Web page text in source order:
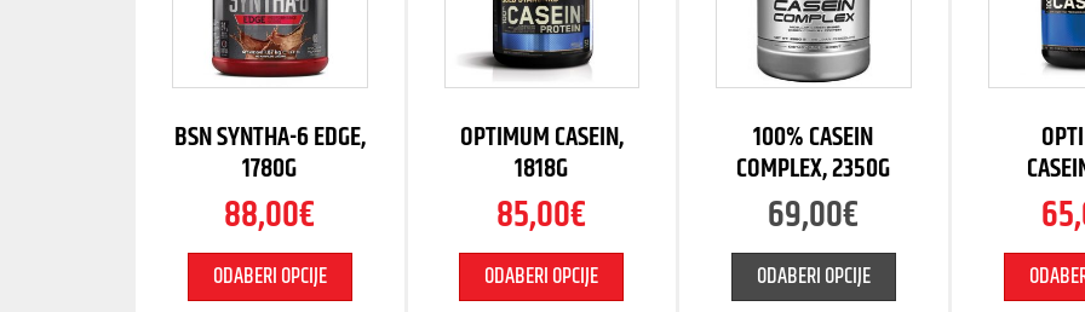
BSN SYNTHA-6 EDGE,
1780G
88,00€
ODABERI OPCIJE
OPTIMUM CASEIN,
1818G
85,00€
ODABERI OPCIJE
100% CASEIN
COMPLEX, 2350G
69,00€
ODABERI OPCIJE